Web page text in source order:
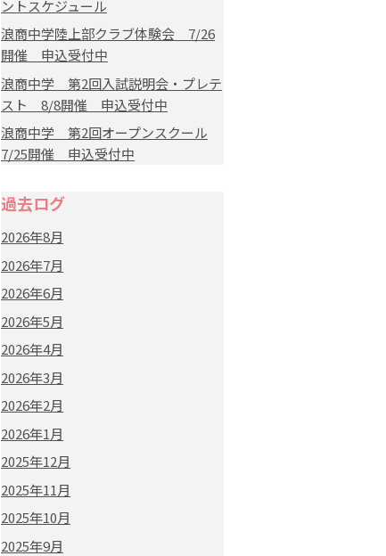
ントスケジュール
浪商中学陸上部クラブ体験会 7/26
開催 申込受付中
浪商中学 第2回入試説明会・プレテ
スト 8/8開催 申込受付中
浪商中学 第2回オープンスクール
7/25開催 申込受付中
過去ログ
2026年8月
2026年7月
2026年6月
2026年5月
2026年4月
2026年3月
2026年2月
2026年1月
2025年12月
2025年11月
2025年10月
2025年9月